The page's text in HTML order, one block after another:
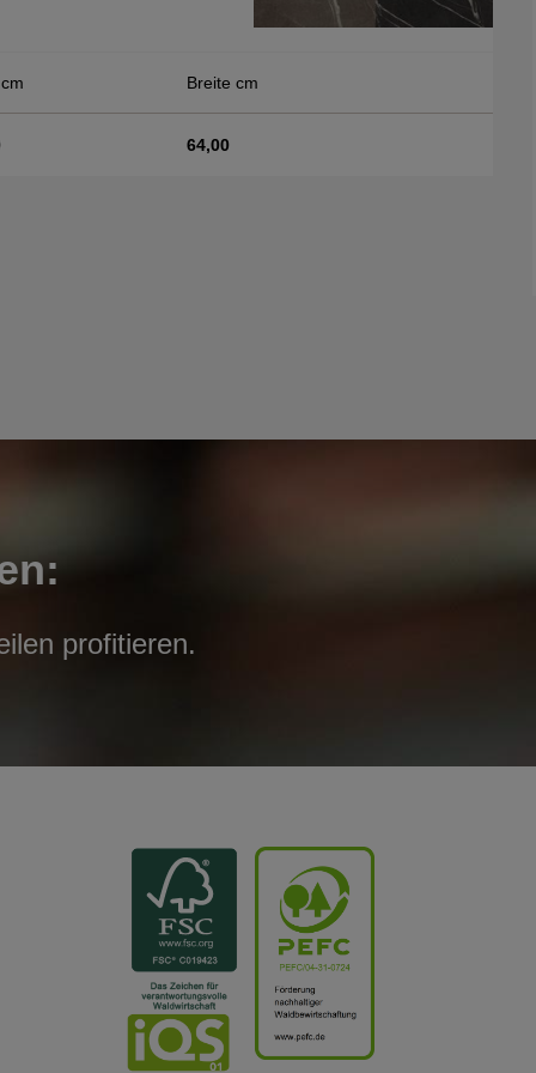
Breite cm
64,00
profitieren.